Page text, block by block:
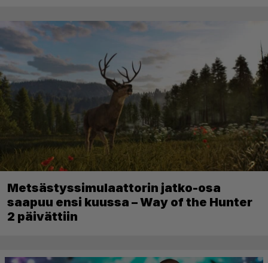
Metsästyssimulaattorin jatko-osa
saapuu ensi kuussa – Way of the Hunter
2 päivättiin